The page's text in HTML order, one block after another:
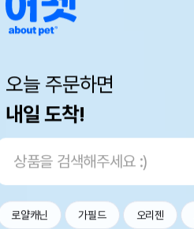
오늘 주문하면
내일 도착!
로얄캐닌 가필드 오리젠